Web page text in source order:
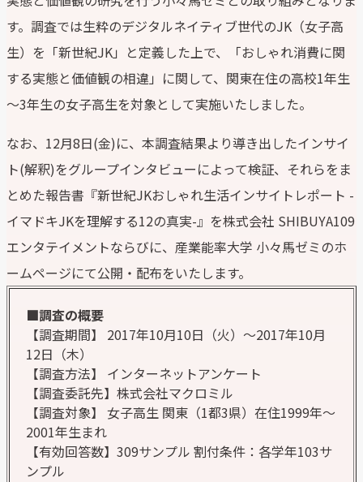
す。調査では生粋のデジタルネイティブ世代のJK（女子高
生）を「新世紀JK」と定義した上で、「おしゃれ消費に関
する実態と価値観の相違」に関して、関東在住の高校1年生
～3年生の女子高生を対象として実施いたしました。
なお、12月8日(金)に、本調査結果より導き出したインサイ
ト(解釈)をグループインタビューによって検証、それらをま
とめた報告書『新世紀JKおしゃれ生活インサイトレポート -
イマドキJKを理解する12の真実-』を株式会社 SHIBUYA109
エンタテイメントならびに、産業能率大学 小々馬ゼミのホ
ームページにて公開・配布をいたします。
■調査の概要
【調査期間】 2017年10月10日（火）〜2017年10月
12日（木）
【調査方法】 インターネットアンケート
【調査委託先】株式会社マクロミル
【調査対象】 女子高生 関東（1都3県）在住1999年〜
2001年生まれ
【有効回答数】309サンプル 割付条件：各学年103サ
ンプル